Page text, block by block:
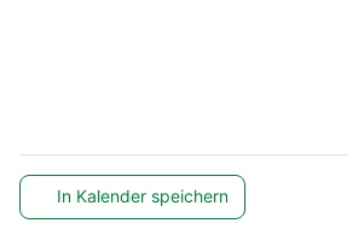
In Kalender speichern